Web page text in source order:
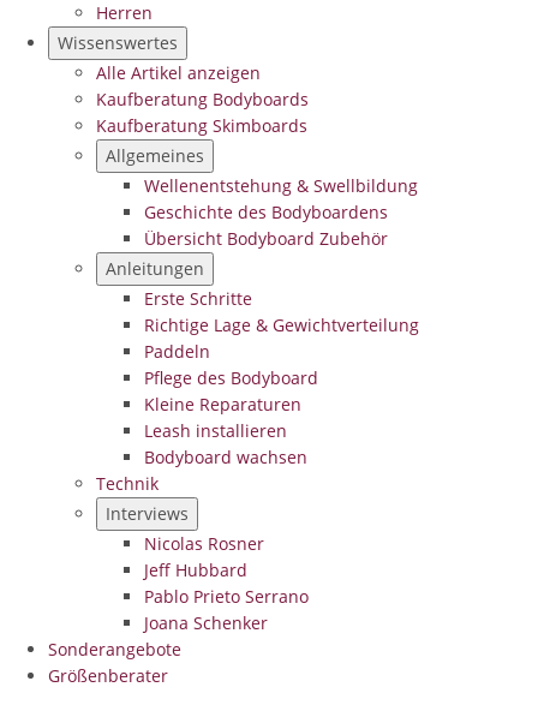
Herren
Wissenswertes
Alle Artikel anzeigen
Kaufberatung Bodyboards
Kaufberatung Skimboards
Allgemeines
Wellenentstehung & Swellbildung
Geschichte des Bodyboardens
Übersicht Bodyboard Zubehör
Anleitungen
Erste Schritte
Richtige Lage & Gewichtverteilung
Paddeln
Pflege des Bodyboard
Kleine Reparaturen
Leash installieren
Bodyboard wachsen
Technik
Interviews
Nicolas Rosner
Jeff Hubbard
Pablo Prieto Serrano
Joana Schenker
Sonderangebote
Größenberater